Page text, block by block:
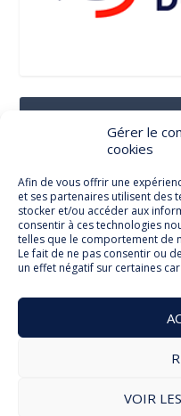
Gérer le
cookies
Afin de vous offrir une
et ses partenaires utilisent des
stocker et/ou accéder aux
consentir à ces technologies
telles que le comportement de
Le fait de ne pas consentir ou
un effet négatif sur certaines
VOIR
Suivez-Nous Sur